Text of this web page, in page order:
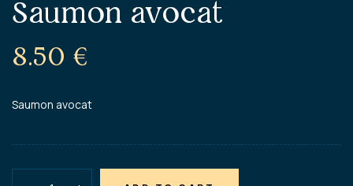
Saumon avocat
8.50 €
Saumon avocat